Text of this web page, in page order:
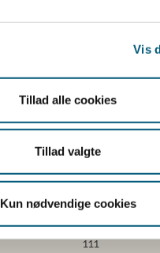
Vis
Tillad alle cookies
Tillad valgte
Kun nødvendige cookies
111
111
111